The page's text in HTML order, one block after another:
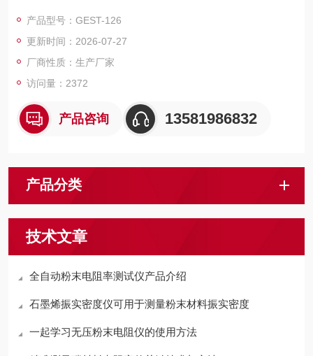
阻,要求在规定的压力条件下进行测试.便于进行有效数据的测试及
对比.
产品型号：GEST-126
更新时间：2026-07-27
厂商性质：生产厂家
访问量：2372
产品咨询 13581986832
产品分类
技术文章
全自动粉末电阻率测试仪产品介绍
石墨烯振实密度仪可用于测量粉末材料振实密度
一起学习无压粉末电阻仪的使用方法